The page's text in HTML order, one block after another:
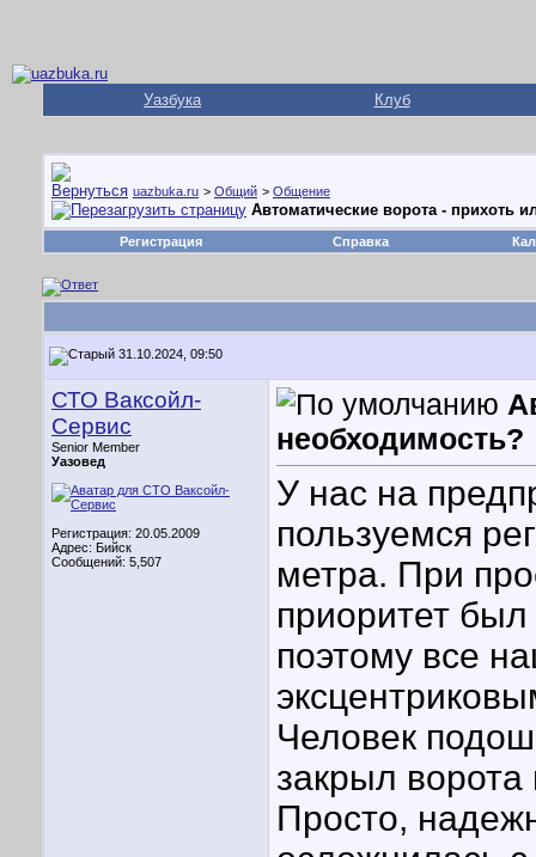
Уазбука Клуб
uazbuka.ru > Общий > Общение
Автоматические ворота - прихоть
Регистрация Справка
31.10.2024, 09:50
СТО Ваксойл-
Сервис
Senior Member
Уазовед
Регистрация: 20.05.2009
Адрес: Бийск
Сообщений: 5,507
необходимость?
У нас на
пользуемся
метра. При
приоритет был
поэтому все
Человек
закрыл ворота
Просто,